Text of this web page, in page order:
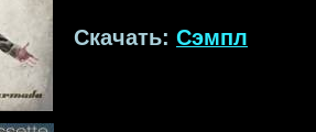
Скачать: Сэмпл